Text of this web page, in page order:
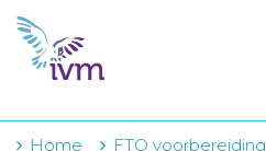
VMI
FTO voorbereiding
IVM-academie
Home FTO voorbereiding